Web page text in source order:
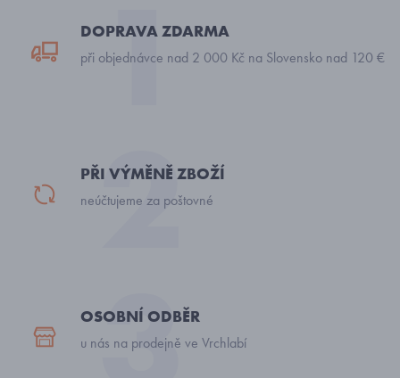
DOPRAVA ZDARMA
při objednávce nad 2 000 Kč na Slovensko nad 120 €
PŘI VÝMĚNĚ ZBOŽÍ
neúčtujeme za poštovné
OSOBNÍ ODBĚR
u nás na prodejně ve Vrchlabí